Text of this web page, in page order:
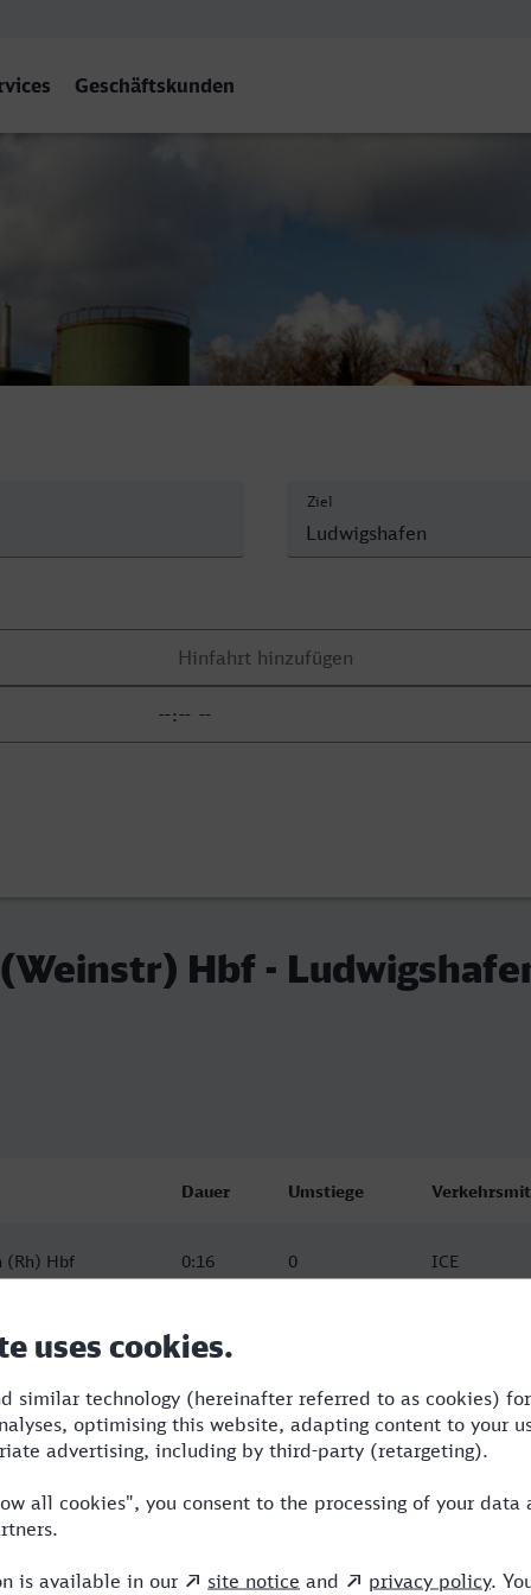
Geschäftskunden
Ziel
Hbf -
Dauer Umstiege
(Rh) Hbf 0:16 0 ICE
(Rh) Hbf 0:16 0 ICE